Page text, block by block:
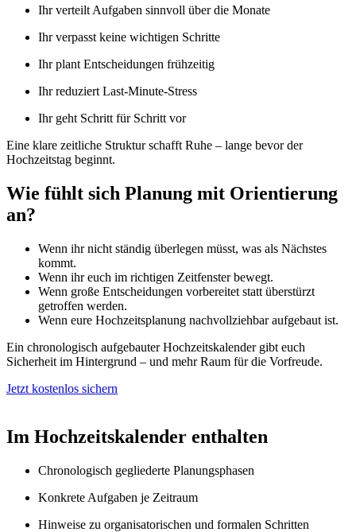
Ihr verteilt Aufgaben sinnvoll über die Monate
Ihr verpasst keine wichtigen Schritte
Ihr plant Entscheidungen frühzeitig
Ihr reduziert Last-Minute-Stress
Ihr geht Schritt für Schritt vor
Eine klare zeitliche Struktur schafft Ruhe – lange bevor der
Hochzeitstag beginnt.
Wie fühlt sich Planung mit Orientierung
an?
Wenn ihr nicht ständig überlegen müsst, was als Nächstes
kommt.
Wenn ihr euch im richtigen Zeitfenster bewegt.
Wenn große Entscheidungen vorbereitet statt überstürzt
getroffen werden.
Wenn eure Hochzeitsplanung nachvollziehbar aufgebaut ist.
Ein chronologisch aufgebauter Hochzeitskalender gibt euch
Sicherheit im Hintergrund – und mehr Raum für die Vorfreude.
Jetzt kostenlos sichern
Im Hochzeitskalender enthalten
Chronologisch gegliederte Planungsphasen
Konkrete Aufgaben je Zeitraum
Hinweise zu organisatorischen und formalen Schritten